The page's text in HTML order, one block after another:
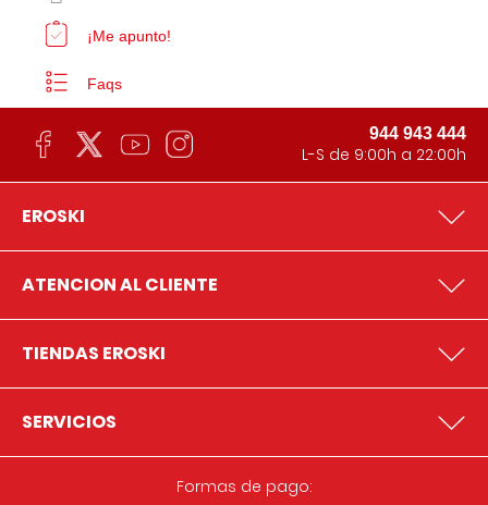
¡Me apunto!
Faqs
944 943 444
L-S de 9:00h a 22:00h
EROSKI
ATENCION AL CLIENTE
TIENDAS EROSKI
SERVICIOS
Formas de pago: